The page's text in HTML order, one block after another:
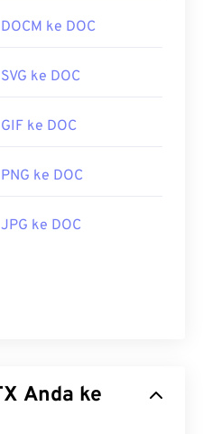
DOCM ke DOC
SVG ke DOC
GIF ke DOC
PNG ke DOC
JPG ke DOC